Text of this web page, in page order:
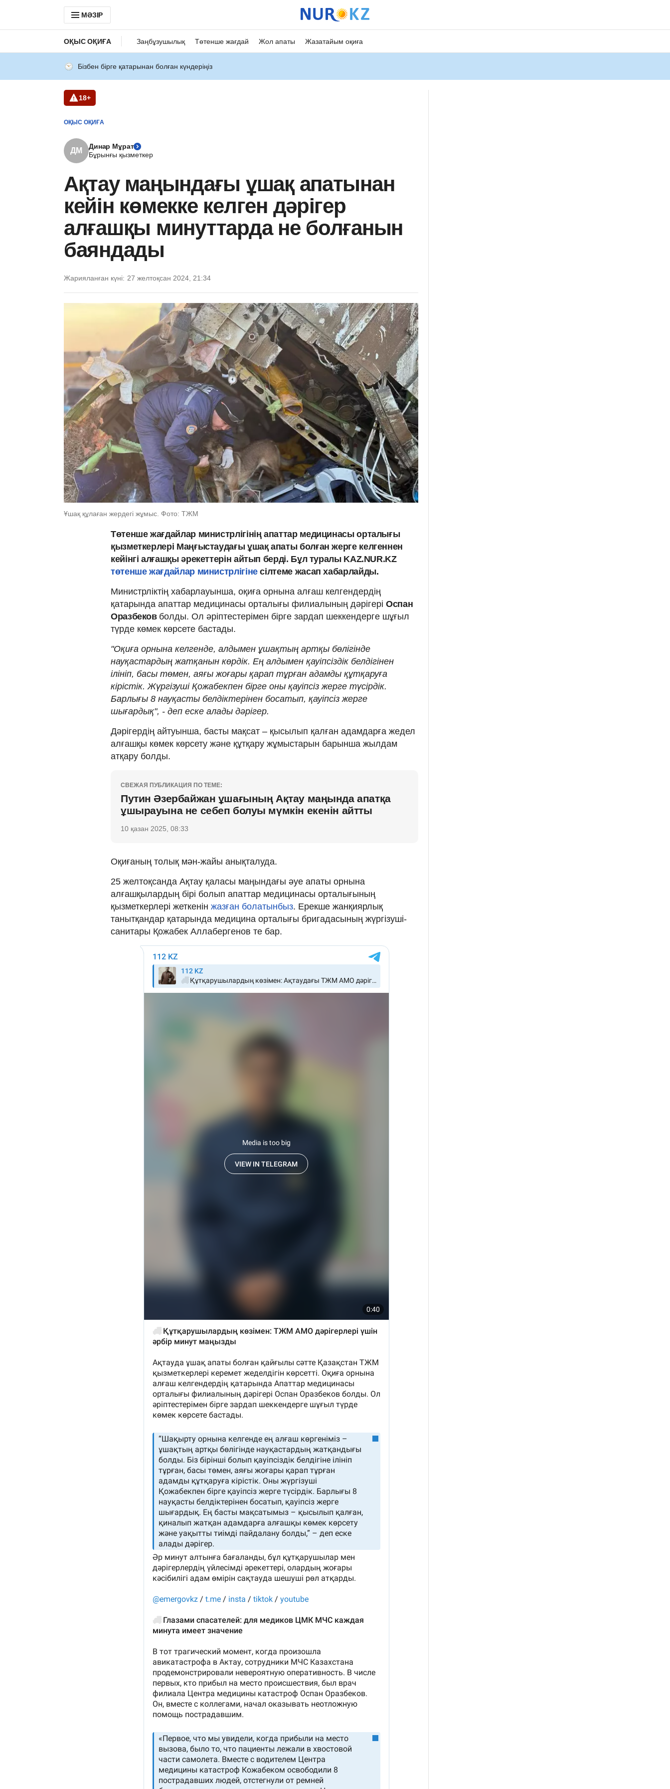
МӘЗІР
ОҚЫС ОҚИҒА Заңбұзушылық Төтенше жағдай Жол апаты Жазатайым оқиға
Бізбен бірге қатарынан болған күндеріңіз
18+
ОҚЫС ОҚИҒА
ДМ
Динар Мұрат
Бұрынғы қызметкер
Ақтау маңындағы ұшақ апатынан
кейін көмекке келген дәрігер
алғашқы минуттарда не болғанын
баяндады
Жарияланған күні: 27 желтоқсан 2024, 21:34
Ұшақ құлаған жердегі жұмыс. Фото: ТЖМ
Төтенше жағдайлар министрлігінің апаттар медицинасы орталығы
қызметкерлері Маңғыстаудағы ұшақ апаты болған жерге келгеннен
кейінгі алғашқы әрекеттерін айтып берді. Бұл туралы KAZ.NUR.KZ
төтенше жағдайлар министрлігінесілтеме жасап хабарлайды.
Министрліктің хабарлауынша, оқиға орнына алғаш келгендердің
қатарында апаттар медицинасы орталығы филиалының дәрігері Оспан
Оразбеков болды. Ол әріптестерімен бірге зардап шеккендерге шұғыл
түрде көмек көрсете бастады.
"Оқиға орнына келгенде, алдымен ұшақтың артқы бөлігінде
науқастардың жатқанын көрдік. Ең алдымен қауіпсіздік белдігінен
ілініп, басы төмен, аяғы жоғары қарап тұрған адамды құтқаруға
кірістік. Жүргізуші Қожабекпен бірге оны қауіпсіз жерге түсірдік.
Барлығы 8 науқасты белдіктерінен босатып, қауіпсіз жерге
шығардық", - деп еске алады дәрігер.
Дәрігердің айтуынша, басты мақсат – қысылып қалған адамдарға жедел
алғашқы көмек көрсету және құтқару жұмыстарын барынша жылдам
атқару болды.
СВЕЖАЯ ПУБЛИКАЦИЯ ПО ТЕМЕ:
Путин Әзербайжан ұшағының Ақтау маңында апатқа
ұшырауына не себеп болуы мүмкін екенін айтты
10 қазан 2025, 08:33
Оқиғаның толық мән-жайы анықталуда.
25 желтоқсанда Ақтау қаласы маңындағы әуе апаты орнына
алғашқылардың бірі болып апаттар медицинасы орталығының
қызметкерлері жеткенін жазған болатынбыз. Ерекше жанқиярлық
танытқандар қатарында медицина орталығы бригадасының жүргізуші-
санитары Қожабек Аллабергенов те бар.